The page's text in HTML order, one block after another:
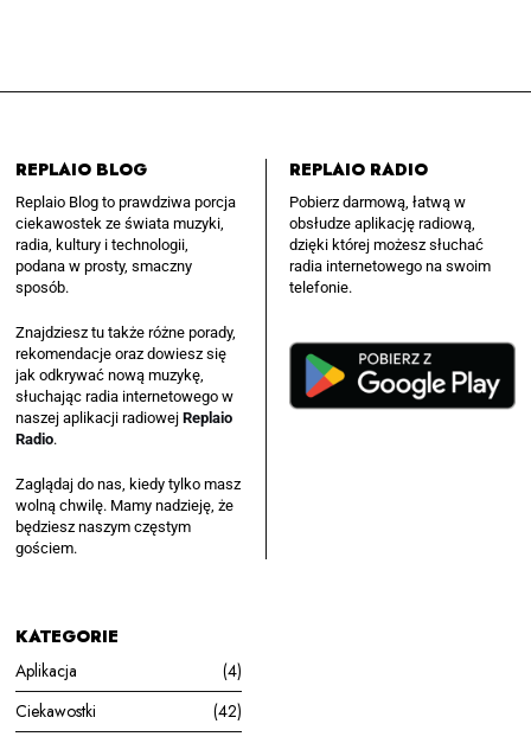
REPLAIO BLOG
Replaio Blog to prawdziwa porcja
ciekawostek ze świata muzyki,
radia, kultury i technologii,
podana w prosty, smaczny
sposób.
Znajdziesz tu także różne porady,
rekomendacje oraz dowiesz się
jak odkrywać nową muzykę,
słuchając radia internetowego w
naszej aplikacji radiowejReplaio
Radio.
Zaglądaj do nas, kiedy tylko masz
wolną chwilę. Mamy nadzieję, że
będziesz naszym częstym
gościem.
REPLAIO RADIO
Pobierz darmową, łatwą w
obsłudze aplikację radiową,
dzięki której możesz słuchać
radia internetowego na swoim
telefonie.
KATEGORIE
Aplikacja
4
Ciekawostki
42